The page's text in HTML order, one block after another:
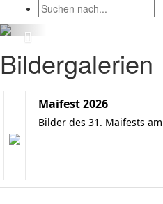
Bildergalerien
Maifest 2026
Bilder des 31. Maifests